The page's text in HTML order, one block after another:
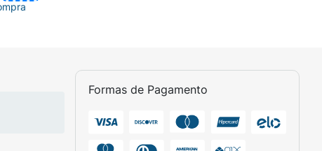
Formas de Pagamento